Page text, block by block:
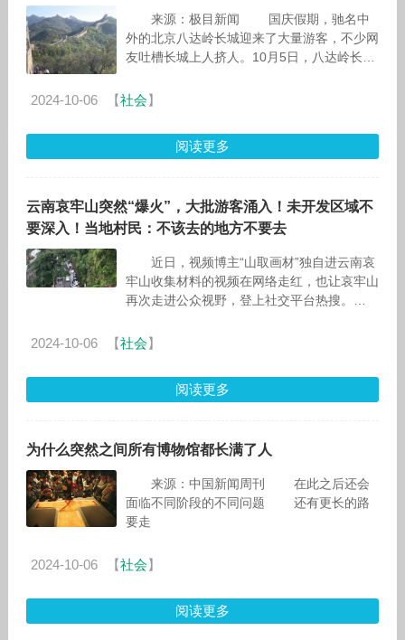
来源：极目新闻 国庆假期，驰名中
外的北京八达岭长城迎来了大量游客，不少网
友吐槽长城上人挤人。10月5日，八达岭长城
2024-10-06 【社会】
阅读更多
云南哀牢山突然“爆火”，大批游客涌入！未开发区域不
要深入！当地村民：不该去的地方不要去
近日，视频博主“山取画材”独自进云南哀
牢山收集材料的视频在网络走红，也让哀牢山
再次走进公众视野，登上社交平台热搜。
2024-10-06 【社会】
阅读更多
为什么突然之间所有博物馆都长满了人
来源：中国新闻周刊 在此之后还会
面临不同阶段的不同问题 还有更长的路
2024-10-06 【社会】
阅读更多